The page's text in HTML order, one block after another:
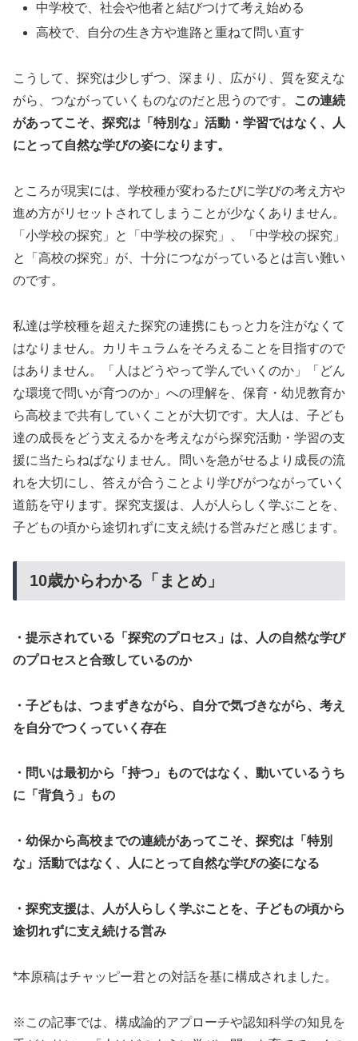
中学校で、社会や他者と結びつけて考え始める
高校で、自分の生き方や進路と重ねて問い直す
こうして、探究は少しずつ、深まり、広がり、質を変えな
がら、つながっていくものなのだと思うのです。
この連続
があってこそ、探究は「特別な」活動・学習ではなく、人
にとって自然な学びの姿になります。
ところが現実には、学校種が変わるたびに学びの考え方や
進め方がリセットされてしまうことが少なくありません。
「小学校の探究」と「中学校の探究」、「中学校の探究」
と「高校の探究」が、十分につながっているとは言い難い
のです。
私達は学校種を超えた探究の連携にもっと力を注がなくて
はなりません。カリキュラムをそろえることを目指すので
はありません。「人はどうやって学んでいくのか」「どん
な環境で問いが育つのか」への理解を、保育・幼児教育か
ら高校まで共有していくことが大切です。大人は、子ども
達の成長をどう支えるかを考えながら探究活動・学習の支
援に当たらねばなりません。問いを急がせるより成長の流
れを大切にし、答えが合うことより学びがつながっていく
道筋を守ります。探究支援は、人が人らしく学ぶことを、
子どもの頃から途切れずに支え続ける営みだと感じます。
10歳からわかる「まとめ」
・提示されている「探究のプロセス」は、人の自然な学び
のプロセスと合致しているのか
・子どもは、つまずきながら、自分で気づきながら、考え
を自分でつくっていく存在
・問いは最初から「持つ」ものではなく、動いているうち
に「背負う」もの
・幼保から高校までの連続があってこそ、探究は「特別
な」活動ではなく、人にとって自然な学びの姿になる
・探究支援は、人が人らしく学ぶことを、子どもの頃から
途切れずに支え続ける営み
*本原稿はチャッピー君との対話を基に構成されました。
※この記事では、構成論的アプローチや認知科学の知見を